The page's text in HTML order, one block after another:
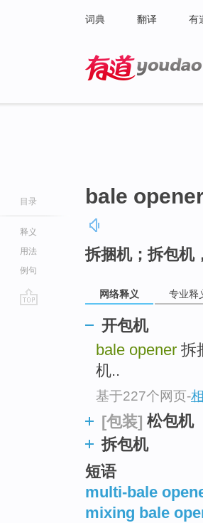
词典 翻译 有
目录
释义
用法
例句
bale
拆捆机；拆包机
网络释义 专业释
开包机
bale opener 拆
机..
基于227个网页-
[包装] 松包机
拆包机
短语
multi-bale
mixing bale